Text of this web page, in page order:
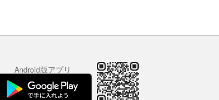
Android版アプリ